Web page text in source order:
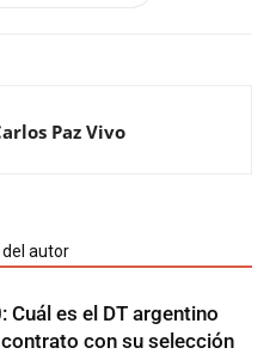
Paz Vivo
del autor
Cuál es el DT argentino
con su selección